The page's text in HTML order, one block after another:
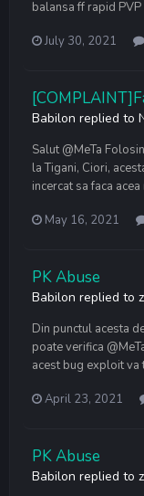
balansa ff rapid
July 30, 2021
Babilon replied to
Salut @MeTa
la Tigani, Ciori,
incercat sa faca
May 16, 2021
PK Abuse
Babilon replied to
Din punctul acesta
poate verifica
acest bug exploit va
April 23, 2021
PK Abuse
Babilon replied to